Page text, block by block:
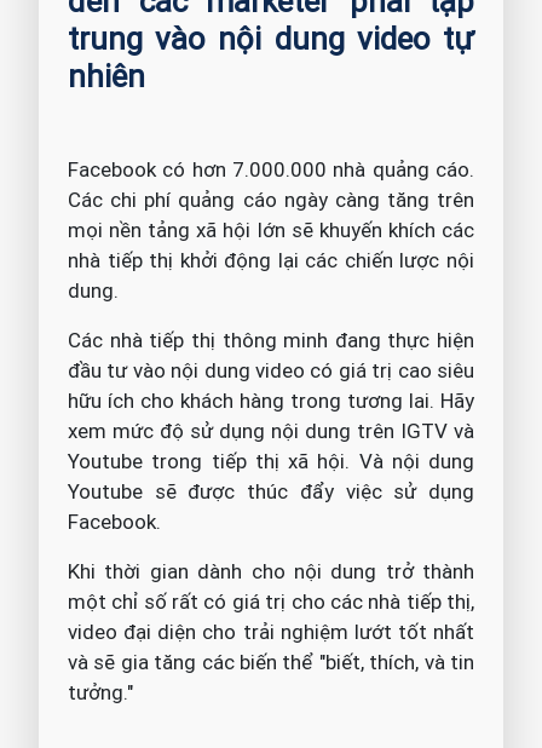
trung vào nội dung video tự
nhiên
Facebook có hơn 7.000.000 nhà quảng cáo.
Các chi phí quảng cáo ngày càng tăng trên
mọi nền tảng xã hội lớn sẽ khuyến khích các
nhà tiếp thị khởi động lại các chiến lược nội
dung.
Các nhà tiếp thị thông minh đang thực hiện
đầu tư vào nội dung video có giá trị cao siêu
hữu ích cho khách hàng trong tương lai. Hãy
xem mức độ sử dụng nội dung trên IGTV và
Youtube trong tiếp thị xã hội. Và nội dung
Youtube sẽ được thúc đẩy việc sử dụng
Facebook.
Khi thời gian dành cho nội dung trở thành
một chỉ số rất có giá trị cho các nhà tiếp thị,
video đại diện cho trải nghiệm lướt tốt nhất
và sẽ gia tăng các biến thể "biết, thích, và tin
tưởng."